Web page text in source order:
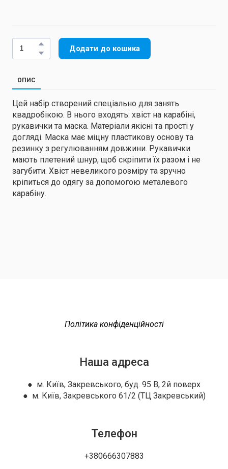
Додати до кошика
ОПИС
Цей набір створений спеціально для занять
квадробікою. В нього входять: хвіст на карабіні,
рукавички та маска. Матеріали якісні та прості у
догляді. Маска має міцну пластикову основу та
резинку з регулюванням довжини. Рукавички
мають плетений шнур, щоб скріпити їх разом і не
загубити. Хвіст невеликого розміру та зручно
кріпиться до одягу за допомогою металевого
карабіну.
Політика конфіденційності
Наша адреса
● м. Київ, Закревського, буд. 95 В, 2й поверх
● м. Київ, Закревського 61/2 (ТЦ Закревський)
Телефон
+380666307883